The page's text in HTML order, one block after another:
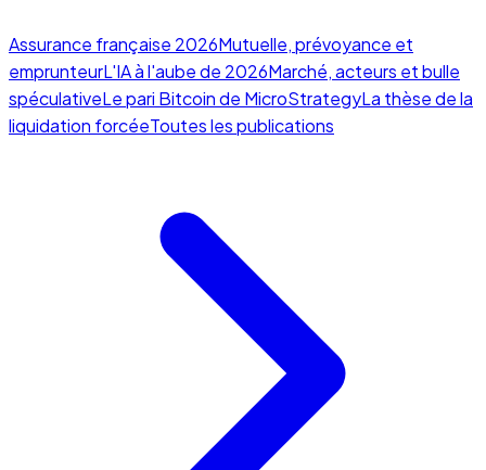
Assurance française 2026Mutuelle, prévoyance et
emprunteurL'IA à l'aube de 2026Marché, acteurs et bulle
spéculativeLe pari Bitcoin de MicroStrategyLa thèse de la
liquidation forcéeToutes les publications